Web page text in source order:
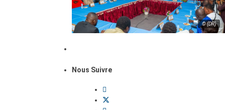
© (DR)
Nous Suivre